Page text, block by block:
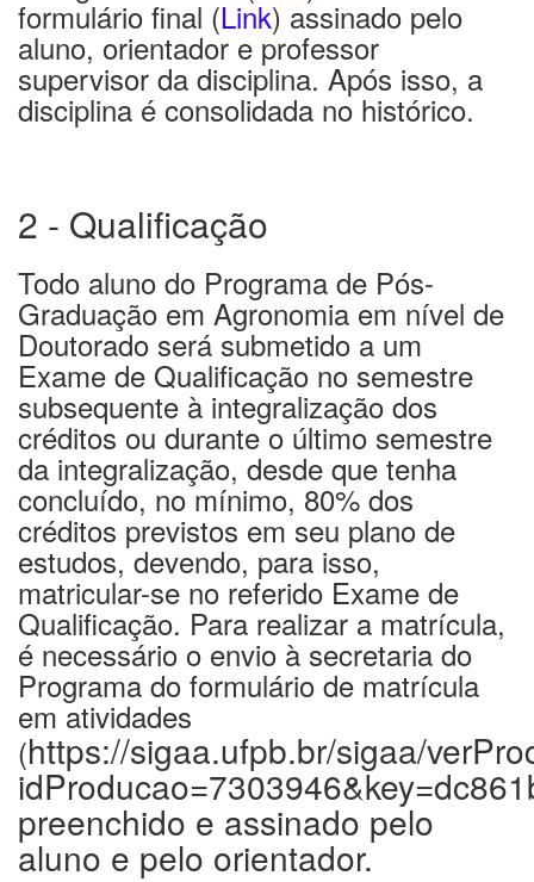
formulário final (Link) assinado pelo
aluno, orientador e professor
supervisor da disciplina. Após isso, a
disciplina é consolidada no histórico.
2 - Qualificação
Todo aluno do Programa de Pós-
Graduação em Agronomia em nível de
Doutorado será submetido a um
Exame de Qualificação no semestre
subsequente à integralização dos
créditos ou durante o último semestre
da integralização, desde que tenha
concluído, no mínimo, 80% dos
créditos previstos em seu plano de
estudos, devendo, para isso,
matricular-se no referido Exame de
Qualificação. Para realizar a matrícula,
é necessário o envio à secretaria do
Programa do formulário de matrícula
em atividades
(https://sigaa.ufpb.br/sigaa/
preenchido e assinado pelo
aluno e pelo orientador.